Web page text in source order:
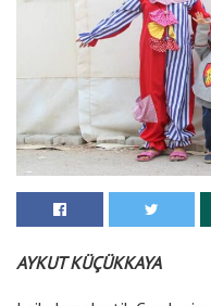
AYKUT KÜÇÜKKAYA